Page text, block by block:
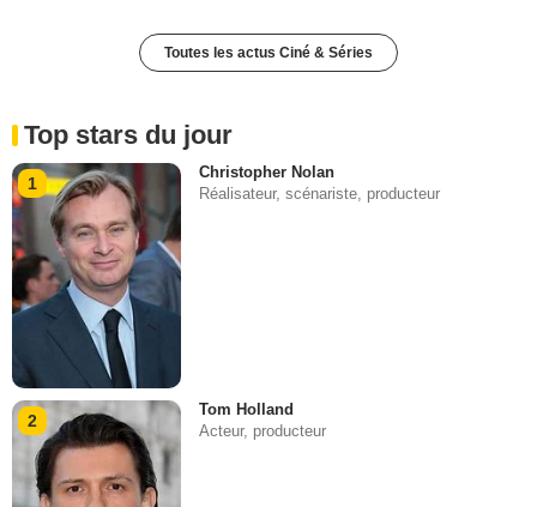
Toutes les actus Ciné & Séries
Top stars du jour
1
Christopher Nolan
Réalisateur, scénariste, producteur
2
Tom Holland
Acteur, producteur